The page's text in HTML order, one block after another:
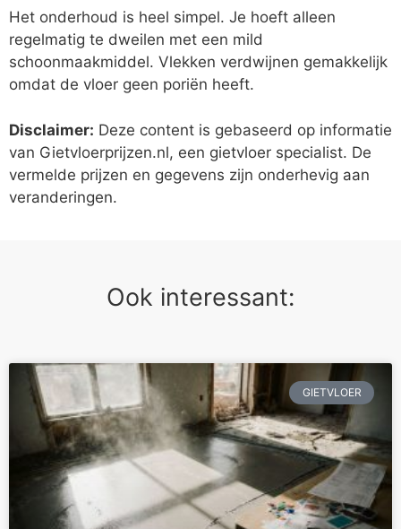
Het onderhoud is heel simpel. Je hoeft alleen
regelmatig te dweilen met een mild
schoonmaakmiddel. Vlekken verdwijnen gemakkelijk
omdat de vloer geen poriën heeft.
Disclaimer: Deze content is gebaseerd op informatie
van Gietvloerprijzen.nl, een gietvloer specialist. De
vermelde prijzen en gegevens zijn onderhevig aan
veranderingen.
Ook interessant:
GIETVLOER